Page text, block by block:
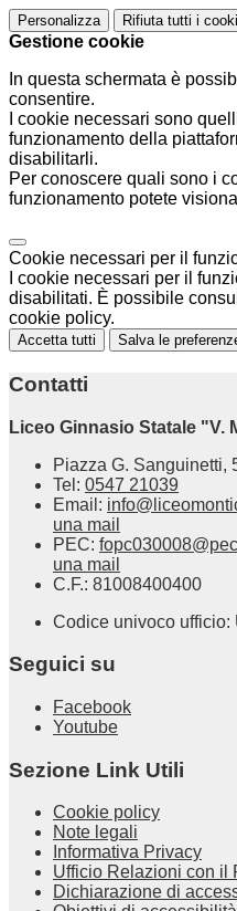
Personalizza Rifiuta tutti i
Gestione cookie
In questa schermata è
consentire.
I cookie necessari sono
funzionamento della
disabilitarli.
Per conoscere quali sono i
funzionamento potete
Cookie necessari per il
I cookie necessari per il
disabilitati. È possibile
cookie policy.
Accetta tutti Salva le
Contatti
Liceo Ginnasio Statale "V.
Piazza G. Sanguinetti,
Tel: 0547 21039
Email:
una mail
PEC:
una mail
C.F.: 81008400400
Codice univoco ufficio:
Seguici su
Facebook
Youtube
Sezione Link Utili
Cookie policy
Note legali
Informativa Privacy
Ufficio Relazioni con il
Dichiarazione di